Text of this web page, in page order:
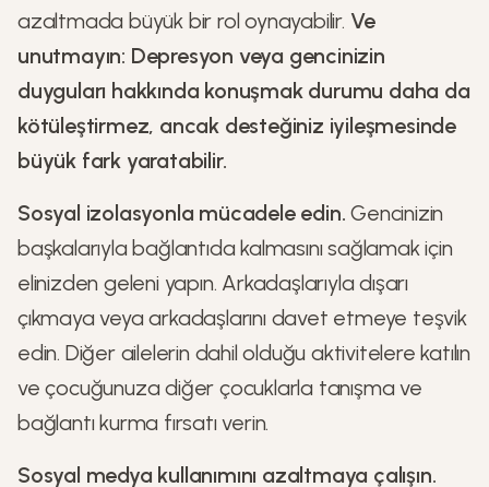
azaltmada büyük bir rol oynayabilir. Ve
unutmayın: Depresyon veya gencinizin
duyguları hakkında konuşmak durumu daha da
kötüleştirmez, ancak desteğiniz iyileşmesinde
büyük fark yaratabilir.
Sosyal izolasyonla mücadele edin. Gencinizin
başkalarıyla bağlantıda kalmasını sağlamak için
elinizden geleni yapın. Arkadaşlarıyla dışarı
çıkmaya veya arkadaşlarını davet etmeye teşvik
edin. Diğer ailelerin dahil olduğu aktivitelere katılın
ve çocuğunuza diğer çocuklarla tanışma ve
bağlantı kurma fırsatı verin.
Sosyal medya kullanımını azaltmaya çalışın.